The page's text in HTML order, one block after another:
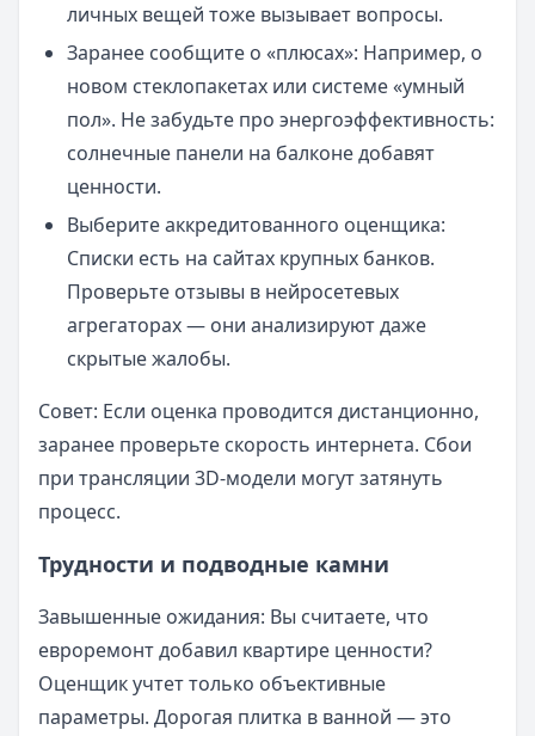
личных вещей тоже вызывает вопросы.
Заранее сообщите о «плюсах»: Например, о
новом стеклопакетах или системе «умный
пол». Не забудьте про энергоэффективность:
солнечные панели на балконе добавят
ценности.
Выберите аккредитованного оценщика:
Списки есть на сайтах крупных банков.
Проверьте отзывы в нейросетевых
агрегаторах — они анализируют даже
скрытые жалобы.
Совет: Если оценка проводится дистанционно,
заранее проверьте скорость интернета. Сбои
при трансляции 3D-модели могут затянуть
процесс.
Трудности и подводные камни
Завышенные ожидания: Вы считаете, что
евроремонт добавил квартире ценности?
Оценщик учтет только объективные
параметры. Дорогая плитка в ванной — это